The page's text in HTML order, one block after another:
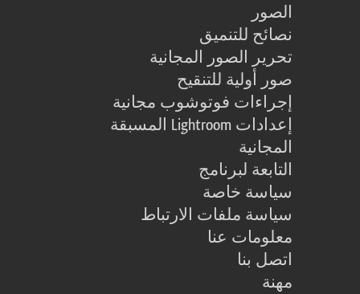
الصور
نصائح للتنميق
تحرير الصور المجانية
صور أولية للتنقيح
إجراءات فوتوشوب مجانية
إعدادات Lightroom المسبقة
المجانية
التابعة لبرنامج
سياسة خاصة
سياسة ملفات الارتباط
معلومات عنا
اتصل بنا
مهنة